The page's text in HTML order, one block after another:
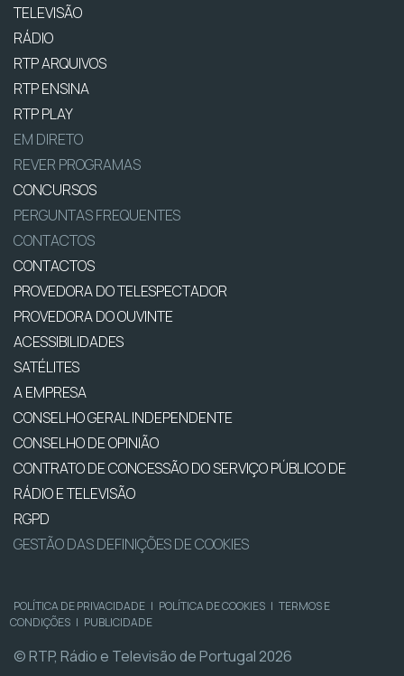
TELEVISÃO
RÁDIO
RTP ARQUIVOS
RTP ENSINA
RTP PLAY
EM DIRETO
REVER PROGRAMAS
CONCURSOS
PERGUNTAS FREQUENTES
CONTACTOS
CONTACTOS
PROVEDORA DO TELESPECTADOR
PROVEDORA DO OUVINTE
ACESSIBILIDADES
SATÉLITES
A EMPRESA
CONSELHO GERAL INDEPENDENTE
CONSELHO DE OPINIÃO
CONTRATO DE CONCESSÃO DO SERVIÇO PÚBLICO DE
RÁDIO E TELEVISÃO
RGPD
GESTÃO DAS DEFINIÇÕES DE COOKIES
POLÍTICA DE PRIVACIDADE | POLÍTICA DE COOKIES | TERMOS E
CONDIÇÕES | PUBLICIDADE
© RTP, Rádio e Televisão de Portugal 2026